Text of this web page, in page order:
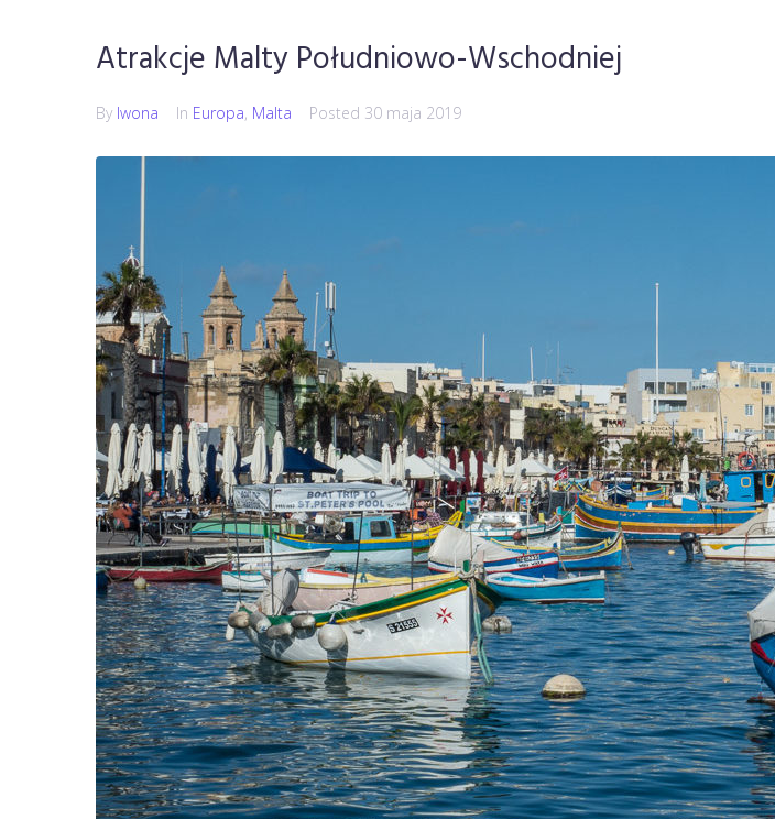
Atrakcje Malty Południowo-Wschodniej
By Iwona In Europa, Malta Posted 30 maja 2019